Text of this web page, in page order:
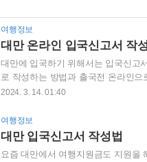
여행정보
대만 온라인 입국신고서 작
대만에 입국하기 위해서는 입국신고
로 작성하는 방법과 출국전 온라인
하는 비행기 안에서 나눠주는 종이로
사대를 통과할 수 있습니다. 대만에
로움 속에서 온라인을 통해 미리 입
고 아직 대만 여행지원금을 신청하
2024. 3. 14. 01:40
여행정보
대만 입국신고서 작성법
요즘 대만에서 여행지원금도 지원을